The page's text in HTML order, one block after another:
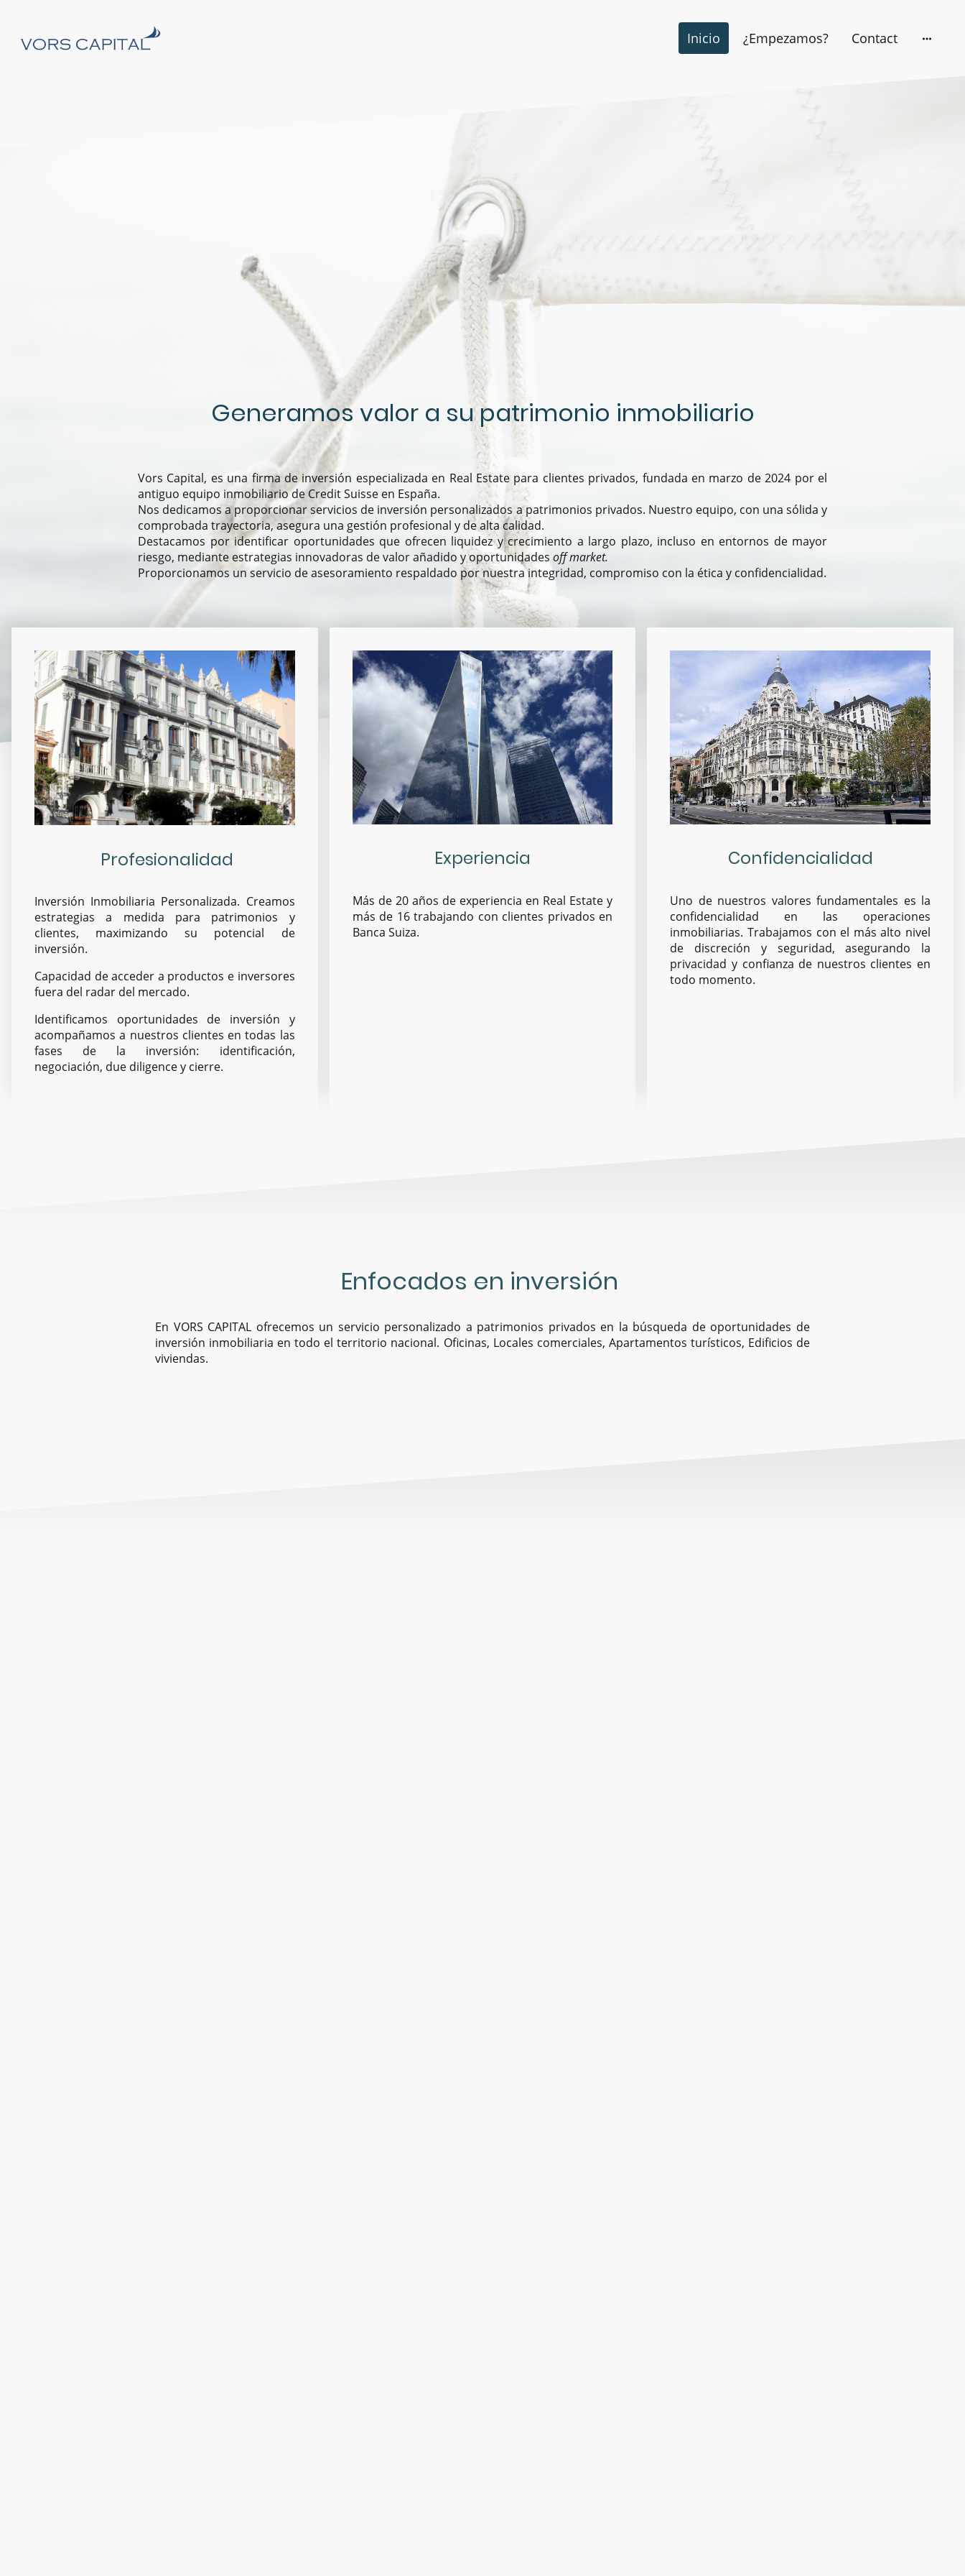
Inicio ¿Empezamos? Contact
Generamos valor a su patrimonio inmobiliario
Vors Capital, es una firma de inversión especializada en Real Estate para clientes privados, fundada en marzo de 2024 por el
antiguo equipo inmobiliario de Credit Suisse en España.
Nos dedicamos a proporcionar servicios de inversión personalizados a patrimonios privados. Nuestro equipo, con una sólida y
comprobada trayectoria, asegura una gestión profesional y de alta calidad.
Destacamos por identificar oportunidades que ofrecen liquidez y crecimiento a largo plazo, incluso en entornos de mayor
riesgo, mediante estrategias innovadoras de valor añadido y oportunidades off market.
Proporcionamos un servicio de asesoramiento respaldado por nuestra integridad, compromiso con la ética y confidencialidad.
Profesionalidad
Inversión Inmobiliaria Personalizada. Creamos
estrategias a medida para patrimonios y
clientes, maximizando su potencial de
inversión.
Capacidad de acceder a productos e inversores
fuera del radar del mercado.
Identificamos oportunidades de inversión y
acompañamos a nuestros clientes en todas las
fases de la inversión: identificación,
negociación, due diligence y cierre.
Experiencia
Más de 20 años de experiencia en Real Estate y
más de 16 trabajando con clientes privados en
Banca Suiza.
Confidencialidad
Uno de nuestros valores fundamentales es la
confidencialidad en las operaciones
inmobiliarias. Trabajamos con el más alto nivel
de discreción y seguridad, asegurando la
privacidad y confianza de nuestros clientes en
todo momento.
Enfocados en inversión
En VORS CAPITAL ofrecemos un servicio personalizado a patrimonios privados en la búsqueda de oportunidades de
inversión inmobiliaria en todo el territorio nacional. Oficinas, Locales comerciales, Apartamentos turísticos, Edificios de
viviendas.